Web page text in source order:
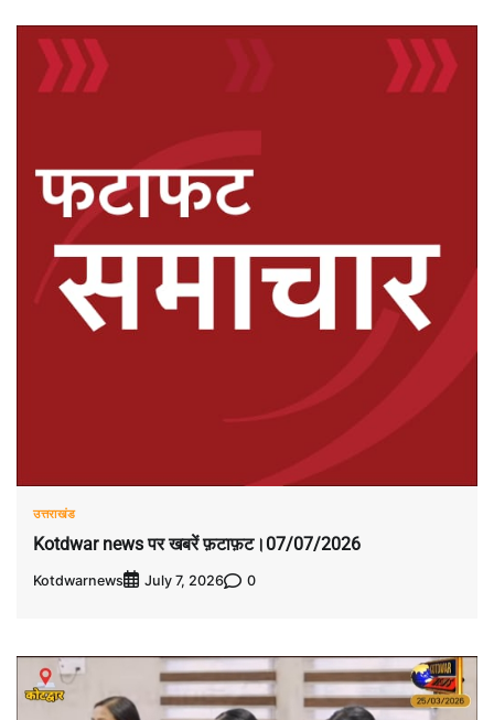
उत्तराखंड
Kotdwar news पर खबरें फ़टाफ़ट।07/07/2026
Kotdwarnews July 7, 2026 0